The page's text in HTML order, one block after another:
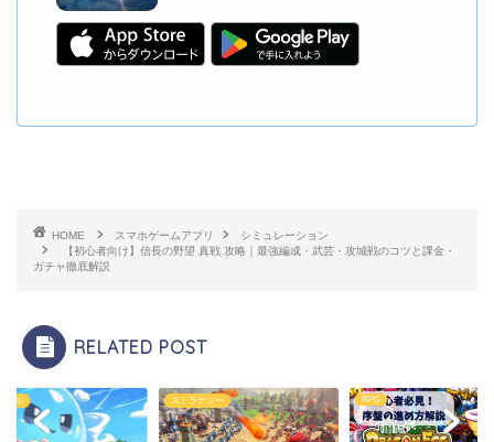
HOME スマホゲームアプリ
シミュレーション
【初心者向け】信長の野望 真戦 攻略｜最強編成・武芸・攻城戦のコツと課金・
ガチャ徹底解説
RELATED POST
アル ストラテジー RPG